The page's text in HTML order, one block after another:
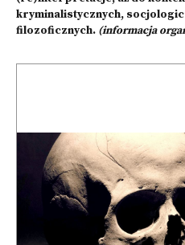
kryminalistycznych,
filozoficznych. (informacja